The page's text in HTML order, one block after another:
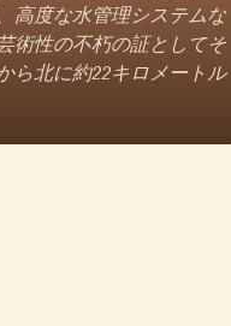
高度な水管理システムな
術性の不朽の証としてそ
ら北に約22キロメートル